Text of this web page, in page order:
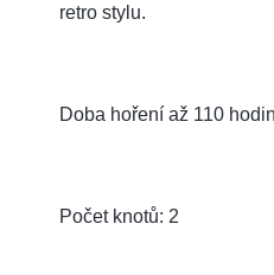
retro stylu.
Doba hoření až 110 hodin
Počet knotů: 2